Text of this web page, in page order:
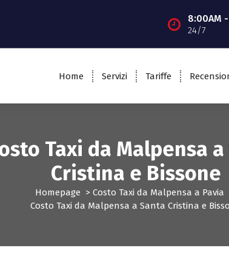
8:00AM
24/7
Home Servizi Tariffe
Taxi da Malpensa
Cristina e Bissone
Homepage > Costo Taxi da Malpensa a Pavia
Costo Taxi da Malpensa a Santa Cristina e